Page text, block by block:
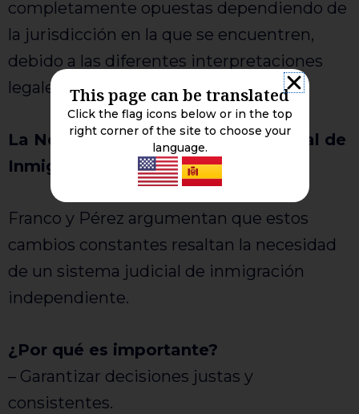
completamente opuestas dependiendo de
la jurisdicción en la que se encuentren,
debido a las diferentes interpretaciones
legales.
La Necesidad de un Sistema Judicial de
Inmigración Independiente
Franco y Pérez argumentan que estos
cambios constantes resaltan la necesidad
de un sistema judicial de inmigración
independiente.
¿Por qué es importante?
– Garantizar decisiones justas y
consistentes.
This page can be translated
Click the flag icons below or in the top
right corner of the site to choose your
language.